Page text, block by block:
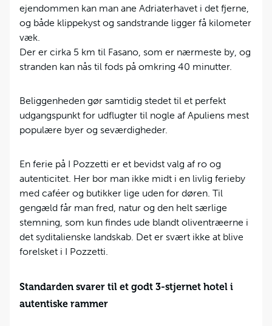
ejendommen kan man ane Adriaterhavet i det fjerne,
og både klippekyst og sandstrande ligger få kilometer
væk.
Der er cirka 5 km til Fasano, som er nærmeste by, og
stranden kan nås til fods på omkring 40 minutter.
Beliggenheden gør samtidig stedet til et perfekt
udgangspunkt for udflugter til nogle af Apuliens mest
populære byer og seværdigheder.
En ferie på I Pozzetti er et bevidst valg af ro og
autenticitet. Her bor man ikke midt i en livlig ferieby
med caféer og butikker lige uden for døren. Til
gengæld får man fred, natur og den helt særlige
stemning, som kun findes ude blandt oliventræerne i
det syditalienske landskab. Det er svært ikke at blive
forelsket i I Pozzetti.
Standarden svarer til et godt 3-stjernet hotel i
autentiske rammer